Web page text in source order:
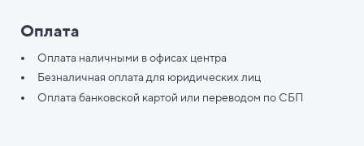
Оплата
Оплата наличными в офисах центра
Безналичная оплата для юридических лиц
Оплата банковской картой или переводом по СБП